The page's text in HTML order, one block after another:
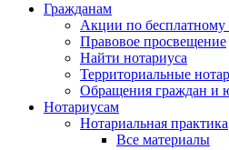
Гражданам
Акции по бесплатному
Правовое просвещение
Найти нотариуса
Территориальные
Обращения граждан и
Нотариусам
Нотариальная практика
Все материалы